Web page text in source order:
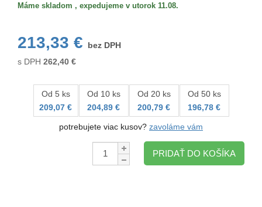
Máme skladom , expedujeme v utorok 11.08.
213,33 €
bez DPH
s DPH 262,40 €
Od 5 ks
209,07 €
Od 10 ks
204,89 €
Od 20 ks
200,79 €
Od 50 ks
196,78 €
potrebujete viac kusov? zavoláme vám
Množstvo:
PRIDAŤ DO KOŠÍKA